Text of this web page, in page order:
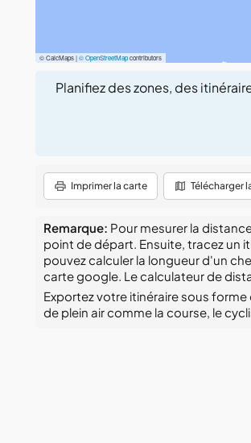
© CalcMaps |© OpenStreetMapcontributors
Planifiez des zones, des
Imprimer la carte Télécharger
Remarque: Pour mesurer la
point de départ. Ensuite, tracez un
pouvez calculer la longueur d'un
carte google. Le calculateur de
Exportez votre itinéraire sous
de plein air comme la course, le